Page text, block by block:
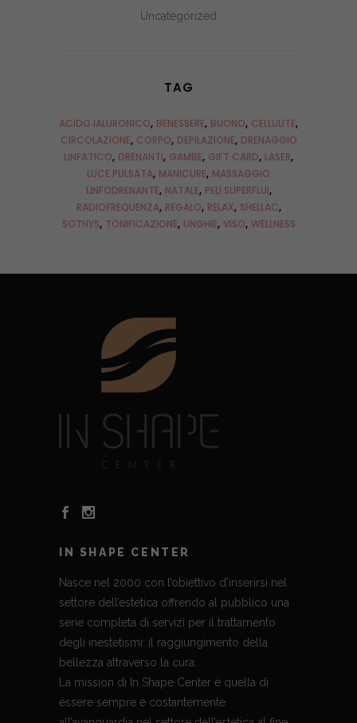
Uncategorized
TAG
ACIDO IALURONICO BENESSERE BUONO CELLULITE
CIRCOLAZIONE CORPO DEPILAZIONE DRENAGGIO
LINFATICO DRENANTI GAMBE GIFT CARD LASER
LUCE PULSATA MANICURE MASSAGGIO
LINFODRENANTE NATALE PELI SUPERFLUI
RADIOFREQUENZA REGALO RELAX SHELLAC
SOTHYS TONIFICAZIONE UNGHIE VISO WELLNESS
IN SHAPE CENTER
Nasce nel 2000 con l’obiettivo d’inserirsi nel
settore dell’estetica offrendo al pubblico una
serie completa di servizi per il trattamento
degli inestetismi: il raggiungimento della
bellezza attraverso la cura.
La mission di In Shape Center è quella di
essere sempre e costantemente